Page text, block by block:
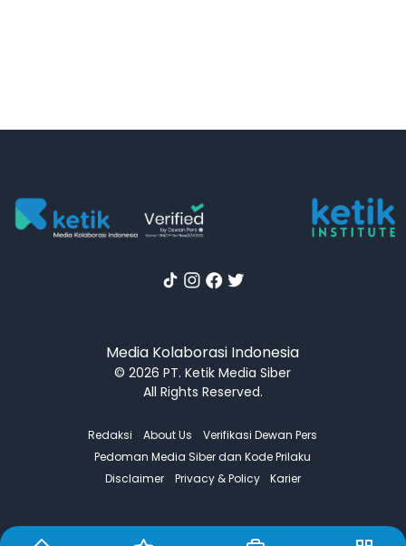
Media Kolaborasi Indonesia
© 2026 PT. Ketik Media Siber
All Rights Reserved.
Redaksi About Us
Verifikasi Dewan Pers
Pedoman Media Siber dan Kode Prilaku
Disclaimer
Privacy & Policy Karier